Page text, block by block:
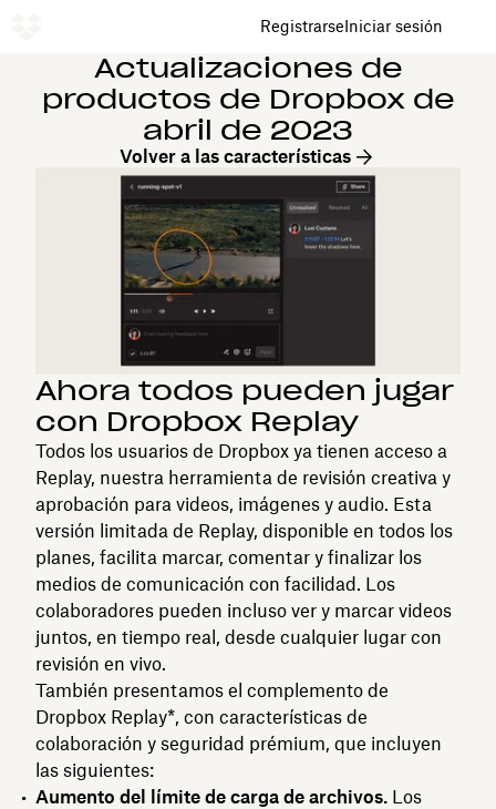
RegistrarseIniciar sesión
Actualizaciones de
productos de Dropbox de
abril de 2023
Volver a las características
Ahora todos pueden jugar
con Dropbox Replay
Todos los usuarios de Dropbox ya tienen acceso a
Replay, nuestra herramienta de revisión creativa y
aprobación para videos, imágenes y audio. Esta
versión limitada de Replay, disponible en todos los
planes, facilita marcar, comentar y finalizar los
medios de comunicación con facilidad. Los
colaboradores pueden incluso ver y marcar videos
juntos, en tiempo real, desde cualquier lugar con
revisión en vivo.
También presentamos el complemento de
Dropbox Replay*, con características de
colaboración y seguridad prémium, que incluyen
las siguientes:
Aumento del límite de carga de archivos. Los